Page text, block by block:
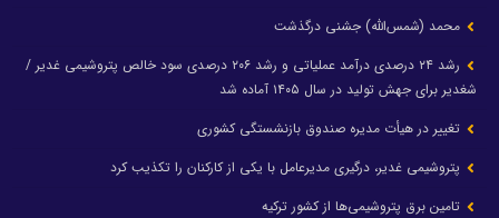
محمد (شمس‌الله) جشنی درگذشت
رشد ۲۴ درصدی درآمد عملیاتی و رشد ۲۰۶ درصدی سود خالص پتروشیمی غدیر /
شغدیر برای جهش تولید در سال ۱۴۰۵ آماده شد
تغییر در هیأت مدیره صندوق بازنشستگی کشوری
پتروشیمی غدیر، درگیری مدیرعامل با یکی از کارکنان را تکذیب کرد
تامین برق پتروشیمی‌ها از کشور ترکیه